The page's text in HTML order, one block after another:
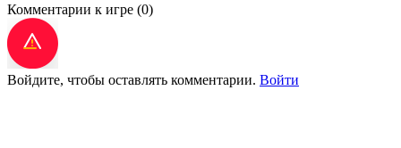
Комментарии к игре (0)
Войдите, чтобы оставлять комментарии. Войти